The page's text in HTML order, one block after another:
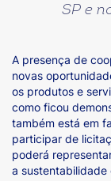
SP e
A presença de
novas
os produtos e
como ficou
também está em
participar de
poderá
a sustentabilidade